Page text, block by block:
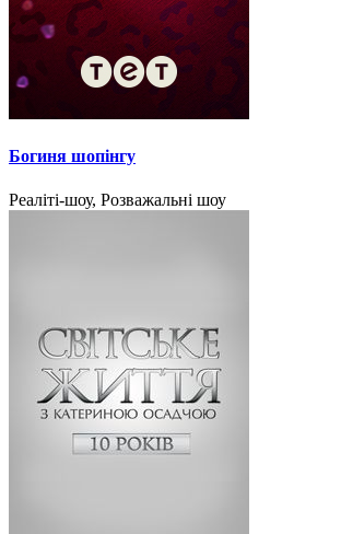
Богиня шопінгу
Реаліті-шоу, Розважальні шоу